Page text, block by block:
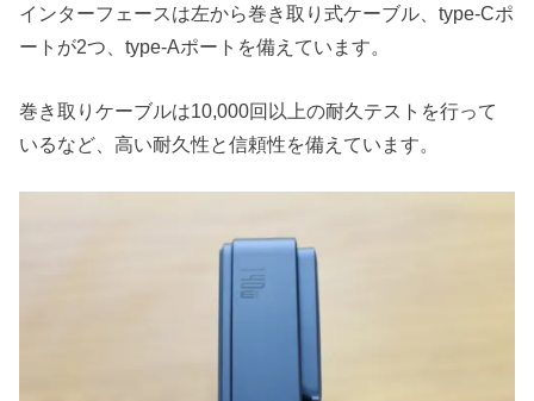
インターフェースは左から巻き取り式ケーブル、type-Cポ
ートが2つ、type-Aポートを備えています。
巻き取りケーブルは10,000回以上の耐久テストを行って
いるなど、高い耐久性と信頼性を備えています。